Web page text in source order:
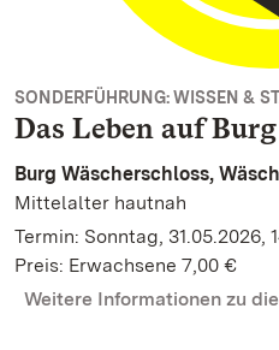
SONDERFÜHRUNG: WISSEN &
Das Leben auf
Burg Wäscherschloss,
Mittelalter hautnah
Termin: Sonntag, 31.05.2026,
Preis: Erwachsene 7,00 €
Weitere Informationen zu